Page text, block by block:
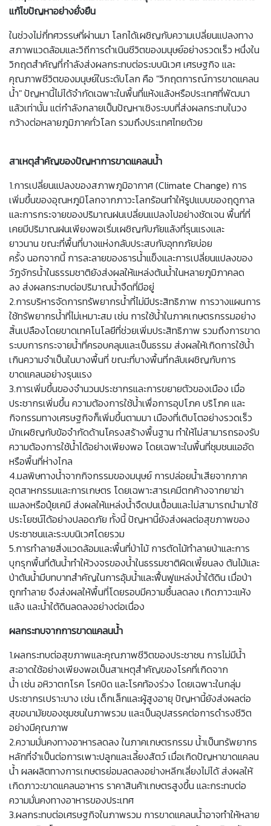
แก้ไขปัญหาอย่างยั่งยืน
ในช่วงไม่กี่ทศวรรษที่ผ่านมา โลกได้เผชิญกับความเปลี่ยนแปลงทาง
สภาพแวดล้อมและวิถีการดำเนินชีวิตของมนุษย์อย่างรวดเร็ว หนึ่งใน
วิกฤตสำคัญที่กำลังส่งผลกระทบต่อระบบนิเวศ เศรษฐกิจ และ
คุณภาพชีวิตของมนุษย์ในระดับโลก คือ "วิกฤตการณ์การขาดแคลน
น้ำ" ปัญหานี้ไม่ได้จำกัดเฉพาะในพื้นที่แห้งแล้งหรือประเทศที่พัฒนา
แล้วเท่านั้น แต่กำลังกลายเป็นปัญหาเชิงระบบที่ส่งผลกระทบในวง
กว้างต่อหลายภูมิภาคทั่วโลก รวมถึงประเทศไทยด้วย
สาเหตุสำคัญของปัญหาการขาดแคลนน้ำ
1.การเปลี่ยนแปลงของสภาพภูมิอากาศ (Climate Change) การ
เพิ่มขึ้นของอุณหภูมิโลกจากภาวะโลกร้อนทำให้รูปแบบของฤดูกาล
และการกระจายของปริมาณฝนเปลี่ยนแปลงไปอย่างชัดเจน พื้นที่ที่
เคยมีปริมาณฝนเพียงพอเริ่มเผชิญกับภัยแล้งที่รุนแรงและ
ยาวนาน ขณะที่พื้นที่บางแห่งกลับประสบกับอุทกภัยบ่อย
ครั้ง นอกจากนี้ การละลายของธารน้ำแข็งและการเปลี่ยนแปลงของ
วัฏจักรน้ำในธรรมชาติยังส่งผลให้แหล่งต้นน้ำในหลายภูมิภาคลด
ลง ส่งผลกระทบต่อปริมาณน้ำจืดที่มีอยู่
2.การบริหารจัดการทรัพยากรน้ำที่ไม่มีประสิทธิภาพ การวางแผนการ
ใช้ทรัพยากรน้ำที่ไม่เหมาะสม เช่น การใช้น้ำในภาคเกษตรกรรมอย่าง
สิ้นเปลืองโดยขาดเทคโนโลยีที่ช่วยเพิ่มประสิทธิภาพ รวมถึงการขาด
ระบบการกระจายน้ำที่ครอบคลุมและเป็นธรรม ส่งผลให้เกิดการใช้น้ำ
เกินความจำเป็นในบางพื้นที่ ขณะที่บางพื้นที่กลับเผชิญกับการ
ขาดแคลนอย่างรุนแรง
3.การเพิ่มขึ้นของจำนวนประชากรและการขยายตัวของเมือง เมื่อ
ประชากรเพิ่มขึ้น ความต้องการใช้น้ำเพื่อการอุปโภค บริโภค และ
กิจกรรมทางเศรษฐกิจก็เพิ่มขึ้นตามมา เมืองที่เติบโตอย่างรวดเร็ว
มักเผชิญกับข้อจำกัดด้านโครงสร้างพื้นฐาน ทำให้ไม่สามารถรองรับ
ความต้องการใช้น้ำได้อย่างเพียงพอ โดยเฉพาะในพื้นที่ชุมชนแออัด
หรือพื้นที่ห่างไกล
4.มลพิษทางน้ำจากกิจกรรมของมนุษย์ การปล่อยน้ำเสียจากภาค
อุตสาหกรรมและการเกษตร โดยเฉพาะสารเคมีตกค้างจากยาฆ่า
แมลงหรือปุ๋ยเคมี ส่งผลให้แหล่งน้ำจืดปนเปื้อนและไม่สามารถนำมาใช้
ประโยชน์ได้อย่างปลอดภัย ทั้งนี้ ปัญหานี้ยังส่งผลต่อสุขภาพของ
ประชาชนและระบบนิเวศโดยรวม
5.การทำลายสิ่งแวดล้อมและพื้นที่ป่าไม้ การตัดไม้ทำลายป่าและการ
บุกรุกพื้นที่ต้นน้ำทำให้วงจรของน้ำในธรรมชาติผิดเพี้ยนลง ต้นไม้และ
ป่าต้นน้ำมีบทบาทสำคัญในการอุ้มน้ำและฟื้นฟูแหล่งน้ำใต้ดิน เมื่อป่า
ถูกทำลาย จึงส่งผลให้พื้นที่โดยรอบมีความชื้นลดลง เกิดภาวะแห้ง
แล้ง และน้ำใต้ดินลดลงอย่างต่อเนื่อง
ผลกระทบจากการขาดแคลนน้ำ
1.ผลกระทบต่อสุขภาพและคุณภาพชีวิตของประชาชน การไม่มีน้ำ
สะอาดใช้อย่างเพียงพอเป็นสาเหตุสำคัญของโรคที่เกิดจาก
น้ำ เช่น อหิวาตกโรค โรคบิด และโรคท้องร่วง โดยเฉพาะในกลุ่ม
ประชากรเปราะบาง เช่น เด็กเล็กและผู้สูงอายุ ปัญหานี้ยังส่งผลต่อ
สุขอนามัยของชุมชนในภาพรวม และเป็นอุปสรรคต่อการดำรงชีวิต
อย่างมีคุณภาพ
2.ความมั่นคงทางอาหารลดลง ในภาคเกษตรกรรม น้ำเป็นทรัพยากร
หลักที่จำเป็นต่อการเพาะปลูกและเลี้ยงสัตว์ เมื่อเกิดปัญหาขาดแคลน
น้ำ ผลผลิตทางการเกษตรย่อมลดลงอย่างหลีกเลี่ยงไม่ได้ ส่งผลให้
เกิดภาวะขาดแคลนอาหาร ราคาสินค้าเกษตรสูงขึ้น และกระทบต่อ
ความมั่นคงทางอาหารของประเทศ
3.ผลกระทบต่อเศรษฐกิจในภาพรวม การขาดแคลนน้ำอาจทำให้หลาย